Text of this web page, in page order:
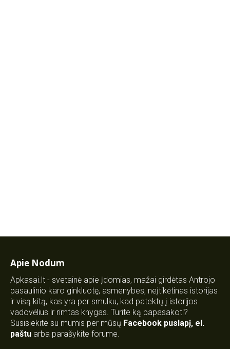
Apie Nodum
Apkasai.lt - svetainė apie įdomias, mažai girdėtas Antrojo
pasaulinio karo ginkluotę, asmenybes, neįtikėtinas istorijas
ir visą kitą, kas yra per smulku, kad patektų į istorijos
vadovėlius ir rimtas knygas. Turite ką papasakoti?
Susisiekite su mumis per mūsų Facebook puslapį, el.
paštu arba parašykite forume.